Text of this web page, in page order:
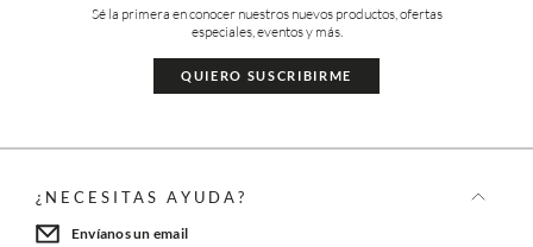
Sé la primera en conocer nuestros nuevos productos, ofertas
especiales, eventos y más.
QUIERO SUSCRIBIRME
¿NECESITAS AYUDA?
Envíanos un email